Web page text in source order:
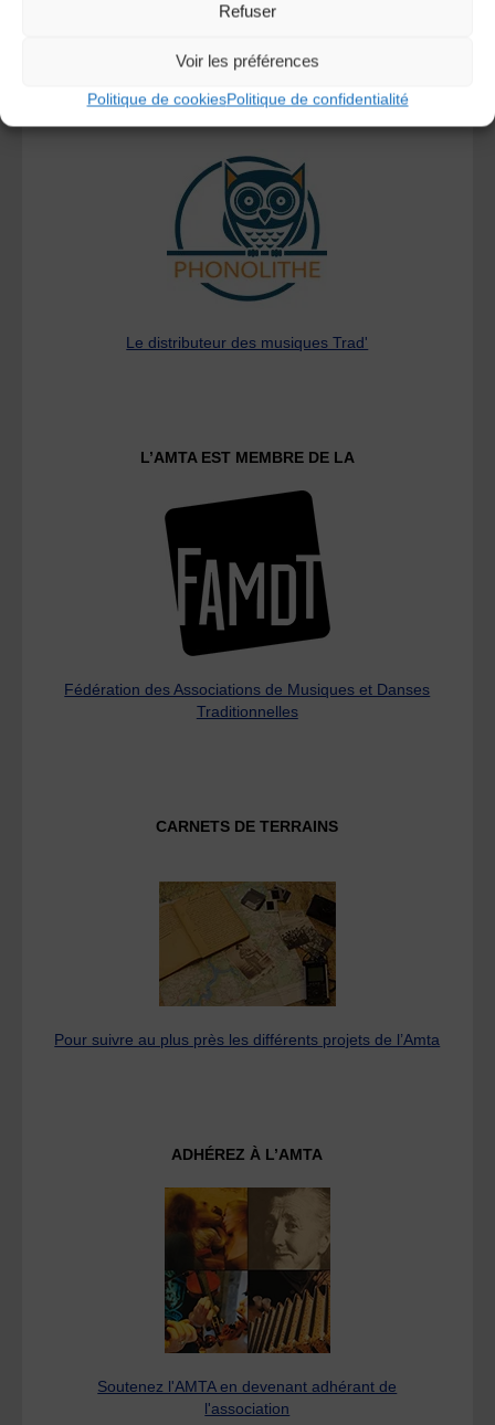
Refuser
Voir les préférences
Politique de cookiesPolitique de confidentialité
Le distributeur des musiques Trad'
L’AMTA EST MEMBRE DE LA
Fédération des Associations de Musiques et Danses
Traditionnelles
CARNETS DE TERRAINS
Pour suivre au plus près les différents projets de l’Amta
ADHÉREZ À L’AMTA
Soutenez l'AMTA en devenant adhérant de
l'association